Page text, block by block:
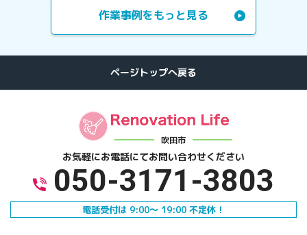
作業事例をもっと見る
吹田市
お気軽にお電話にてお問い合わせください
050-3171-3803
電話受付は 9:00～ 19:00 不定休！